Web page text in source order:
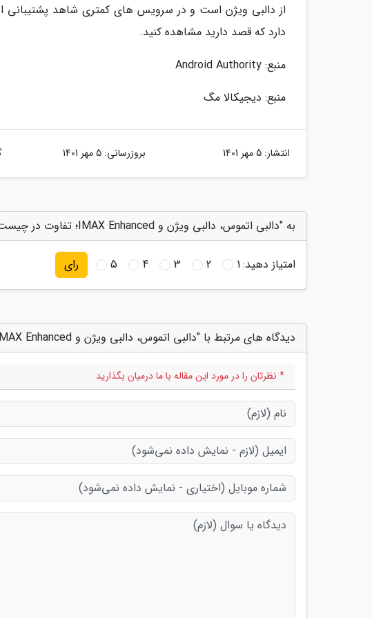
از دالبی ویژن است و در سرویس های کمتری شاهد پشتیبانی
دارد که قصد دارید مشاهده کنید.
منبع: Android Authority
منبع: دیجیکالا مگ
انتشار: 5 مهر 1401 بروزرسانی: 5 مهر 1401
به "دالبی اتموس، دالبی ویژن و IMAX Enhanced؛ تفاوت در چیست؟" امتیاز دهید
امتیاز دهید:1
2
3
4
5 رای
دیدگاه های مرتبط با "دالبی اتموس، دالبی ویژن و IMAX Enhanced؛ تفاوت در چیست؟"
* نظرتان را در مورد این مقاله با ما درمیان بگذارید